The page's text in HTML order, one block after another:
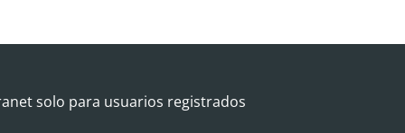
solo para usuarios registrados